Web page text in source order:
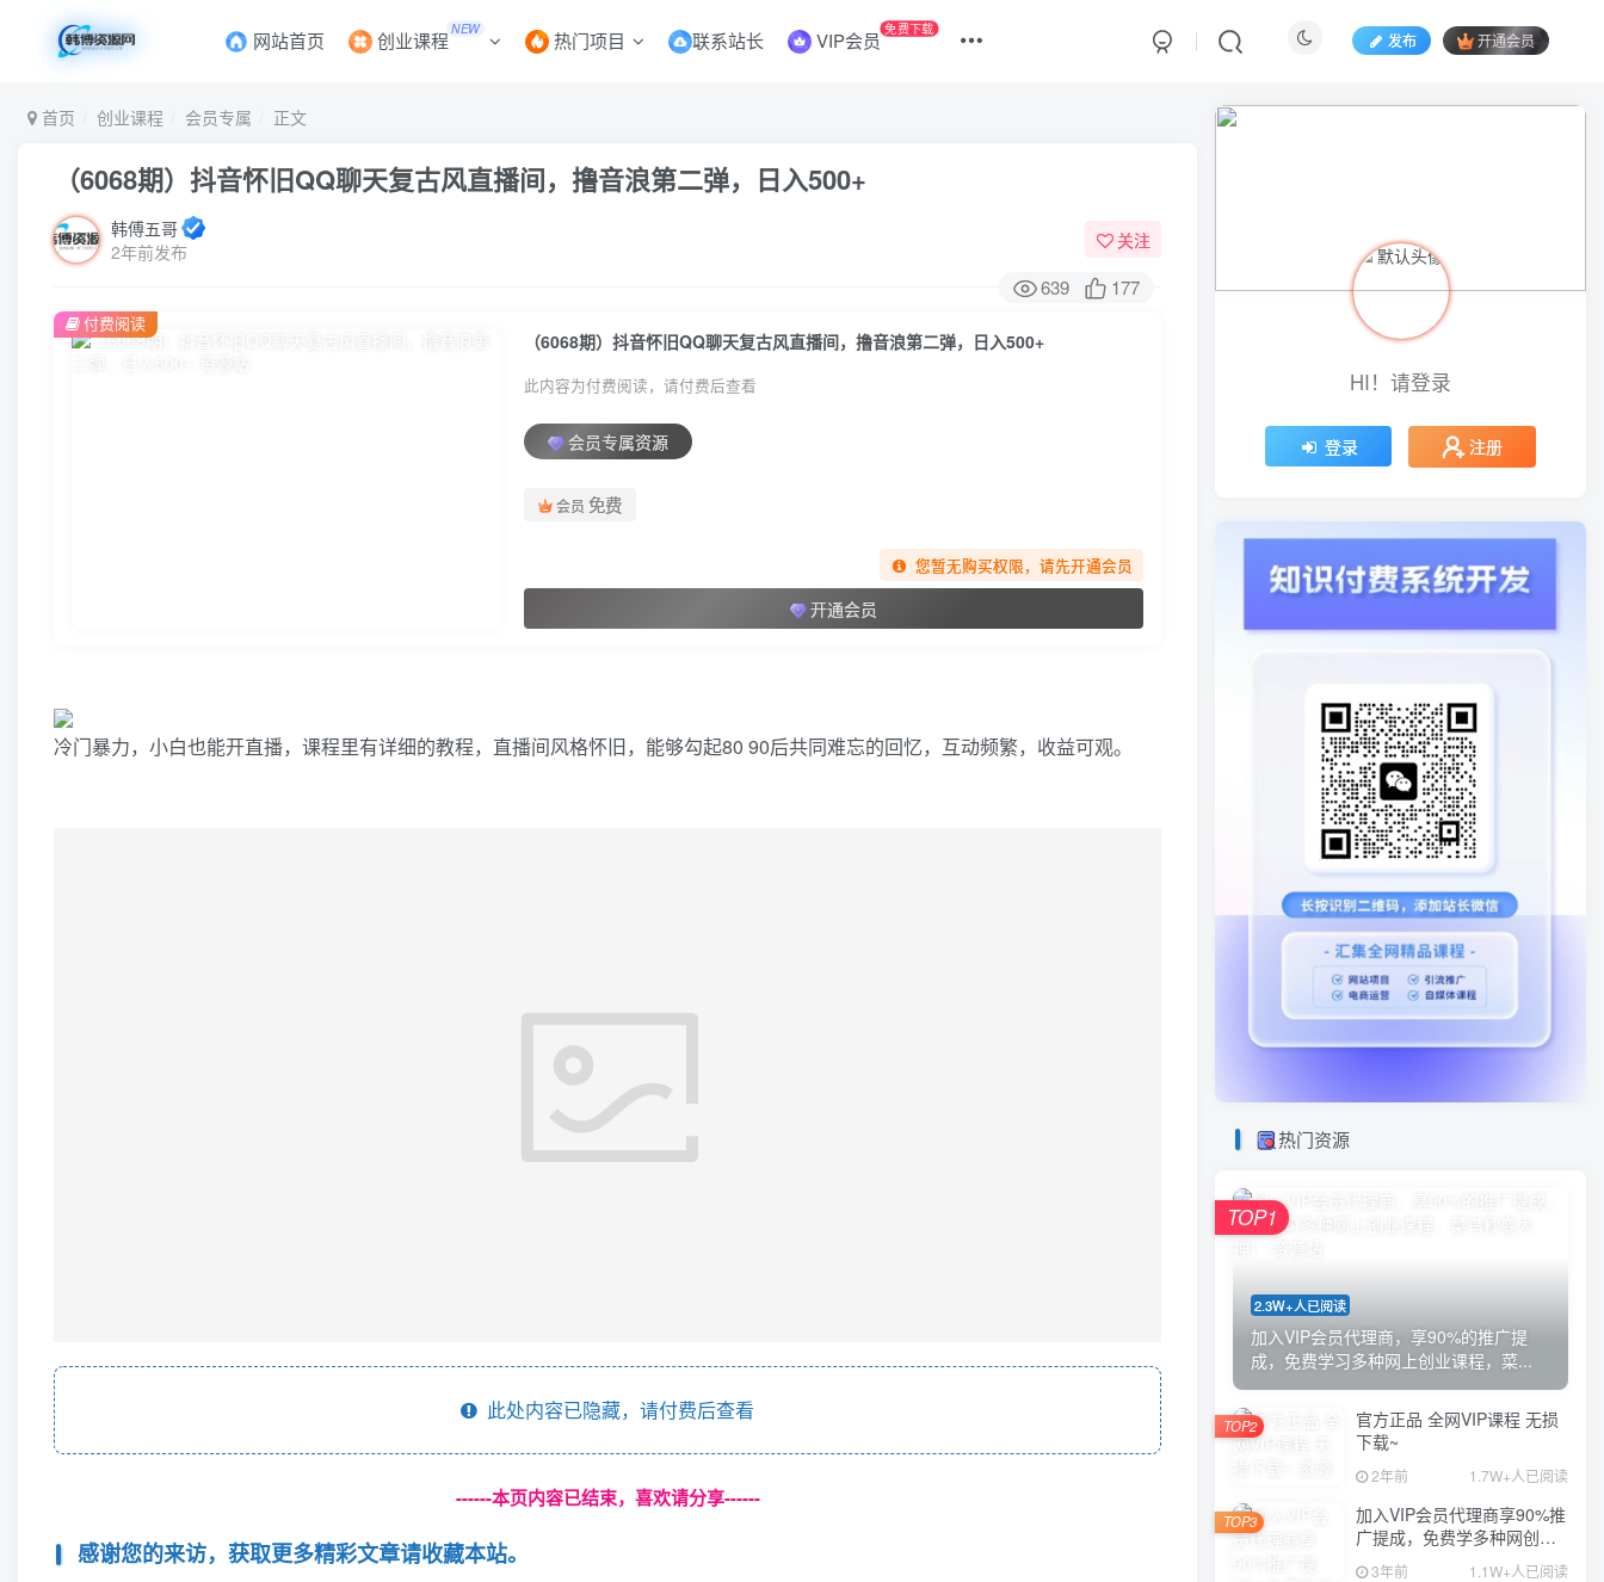
网站首页 创业课程 NEW 热门项目 联系站长 VIP会员 免费下载
发布 开通会员
首页 创业课程 会员专属 正文
（6068期）抖音怀旧QQ聊天复古风直播间，撸音浪第二弹，日入500+
韩傅五哥
2年前发布
关注
639 177
（6068期）抖音怀旧QQ聊天复古风直播间，撸音浪第二弹，日入500+
此内容为付费阅读，请付费后查看
会员专属资源
会员 免费
您暂无购买权限，请先开通会员
开通会员
付费阅读
冷门暴力，小白也能开直播，课程里有详细的教程，直播间风格怀旧，能够勾起80 90后共同难忘的回忆，互动频繁，收益可观。
此处内容已隐藏，请付费后查看
------本页内容已结束，喜欢请分享------
感谢您的来访，获取更多精彩文章请收藏本站。
HI！请登录
登录 注册
热门资源
2.3W+人已阅读
加入VIP会员代理商，享90%的推广提
成，免费学习多种网上创业课程，菜...
TOP1
官方正品 全网VIP课程 无损
下载~
2年前 1.7W+人已阅读
TOP2
加入VIP会员代理商享90%推
广提成，免费学多种网创课
程，菜鸟秒变大神
3年前 1.1W+人已阅读
TOP3